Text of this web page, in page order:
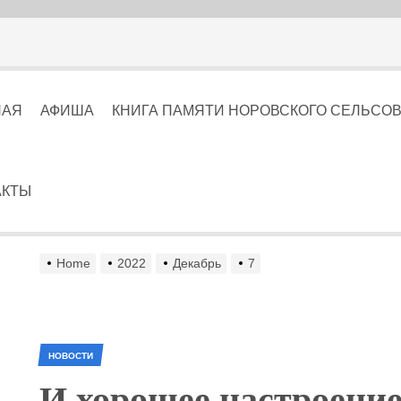
АФИША КНИГА ПАМЯТИ НОРОВСКОГО
Home 2022 Декабрь 7
НОВОСТИ